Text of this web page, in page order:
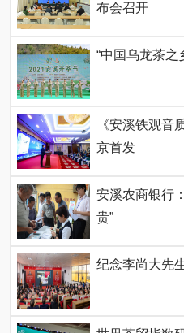
布会召开
“中国乌龙茶之
《安溪铁观音
京首发
安溪农商银行
贵”
纪念李尚大先